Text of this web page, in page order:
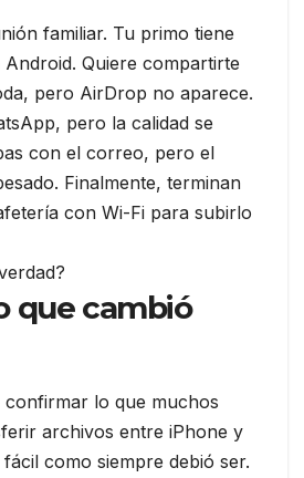
familiar. Tu primo tiene
Quiere compartirte
pero AirDrop no aparece.
pero la calidad se
con el correo, pero el
Finalmente, terminan
con Wi-Fi para subirlo
que cambió
confirmar lo que muchos
archivos entre iPhone y
como siempre debió ser.